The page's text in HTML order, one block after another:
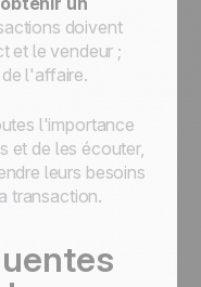
doivent
et le vendeur ;
l'affaire.
l'importance
et de les écouter,
leurs besoins
transaction.